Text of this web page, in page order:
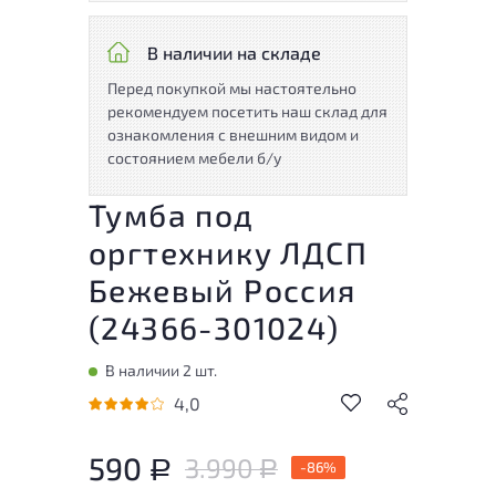
В наличии на складе
Перед покупкой мы настоятельно
рекомендуем посетить наш склад для
ознакомления с внешним видом и
состоянием мебели б/у
Тумба под
оргтехнику ЛДСП
Бежевый Россия
(24366-301024)
В наличии 2 шт.
4,0
590 Р 3.990Р -86%